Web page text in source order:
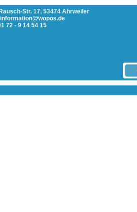
Str. 17, 53474 Ahrweiler
72 - 9 14 54 15